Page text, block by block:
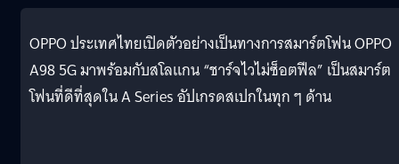
OPPO ประเทศไทยเปิดตัวอย่างเป็นทางการสมาร์ตโฟน OPPO
A98 5G มาพร้อมกับสโลแกน “ชาร์จไวไม่ซ็อตฟีล” เป็นสมาร์ต
โฟนที่ดีที่สุดใน A Series อัปเกรดสเปกในทุก ๆ ด้าน